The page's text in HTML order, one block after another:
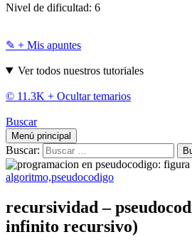
Nivel de dificultad: 6
✎ + Mis apuntes
Ver todos nuestros tutoriales
© 11.3K + Ocultar temarios
Buscar
Menú principal
Buscar:
algoritmo,pseudocodigo
recursividad –
infinito recursivo)